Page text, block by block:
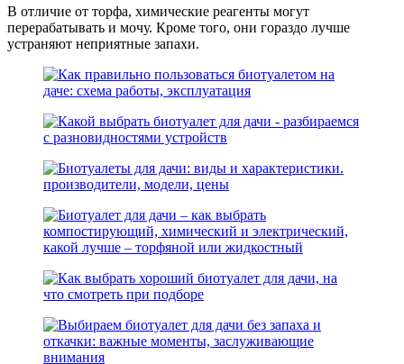
В отличие от торфа, химические реагенты могут
перерабатывать и мочу. Кроме того, они гораздо лучше
устраняют неприятные запахи.